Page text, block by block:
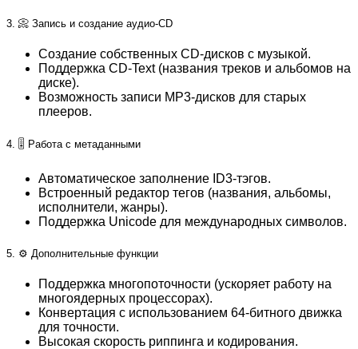
3. 📀 Запись и создание аудио-CD
Создание собственных CD-дисков с музыкой.
Поддержка CD-Text (названия треков и альбомов на
диске).
Возможность записи MP3-дисков для старых
плееров.
4. 🎚️ Работа с метаданными
Автоматическое заполнение ID3-тэгов.
Встроенный редактор тегов (названия, альбомы,
исполнители, жанры).
Поддержка Unicode для международных символов.
5. ⚙️ Дополнительные функции
Поддержка многопоточности (ускоряет работу на
многоядерных процессорах).
Конвертация с использованием 64-битного движка
для точности.
Высокая скорость риппинга и кодирования.